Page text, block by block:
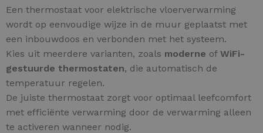
Een thermostaat voor elektrische vloerverwarming
wordt op eenvoudige wijze in de muur geplaatst met
een inbouwdoos en verbonden met het systeem.
Kies uit meerdere varianten, zoals moderne of WiFi-
gestuurde thermostaten, die automatisch de
temperatuur regelen.
De juiste thermostaat zorgt voor optimaal leefcomfort
met efficiënte verwarming door de verwarming alleen
te activeren wanneer nodig.